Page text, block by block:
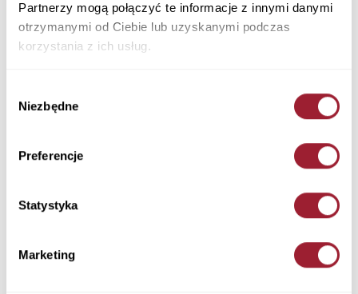
Partnerzy mogą połączyć te informacje z innymi danymi
otrzymanymi od Ciebie lub uzyskanymi podczas
korzystania z ich usług.
zgody
Niezbędne
Preferencje
Statystyka
Marketing
Kolory
Rozmiar